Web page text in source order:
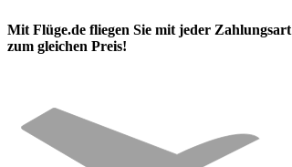
Mit Flüge.de fliegen Sie mit jeder Zahlungsart
zum gleichen Preis!